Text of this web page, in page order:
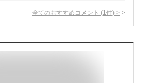
全てのおすすめコメント (1 件) >